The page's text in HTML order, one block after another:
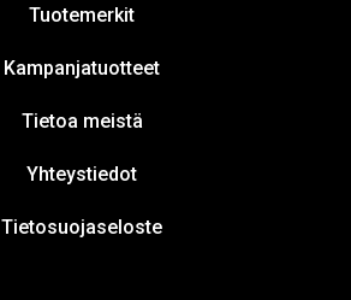
Tuotemerkit
Kampanjatuotteet
Tietoa meistä
Yhteystiedot
Tietosuojaseloste